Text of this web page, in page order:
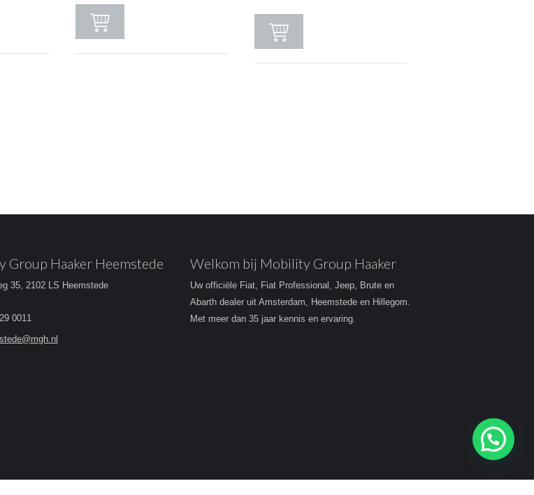
Group Haaker Heemstede
35, 2102 LS Heemstede
0011
Welkom bij Mobility Group Haaker
Uw officiële Fiat, Fiat Professional, Jeep, Brute en
Abarth dealer uit Amsterdam, Heemstede en Hillegom.
Met meer dan 35 jaar kennis en ervaring.